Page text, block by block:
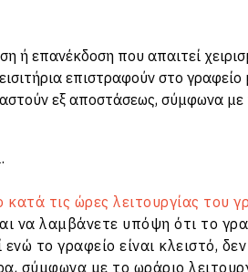
ή επανέκδοση που απαιτεί
επιστραφούν στο γραφείο
εξ αποστάσεως, σύμφωνα με
κατά τις ώρες λειτουργίας του
να λαμβάνετε υπόψη ότι το
το γραφείο είναι κλειστό,
σύμφωνα με το ωράριο